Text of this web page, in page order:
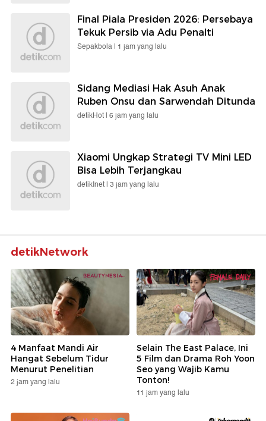
Final Piala Presiden 2026: Persebaya
Tekuk Persib via Adu Penalti
Sepakbola | 1 jam yang lalu
Sidang Mediasi Hak Asuh Anak
Ruben Onsu dan Sarwendah Ditunda
detikHot | 6 jam yang lalu
Xiaomi Ungkap Strategi TV Mini LED
Bisa Lebih Terjangkau
detikInet | 3 jam yang lalu
detikNetwork
4 Manfaat Mandi Air
Hangat Sebelum Tidur
Menurut Penelitian
2 jam yang lalu
Selain The East Palace, Ini
5 Film dan Drama Roh Yoon
Seo yang Wajib Kamu
Tonton!
11 jam yang lalu